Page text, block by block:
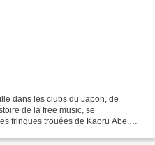
dans les clubs du Japon, de
de la free music, se
fringues trouées de Kaoru Abe.